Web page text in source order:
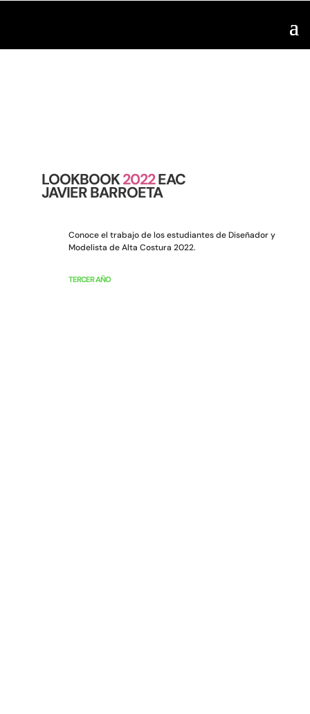
LOOKBOOK2022EAC
JAVIER BARROETA
Conoce el trabajo de los estudiantes de Diseñador y
Modelista de Alta Costura 2022.
TERCER AÑO